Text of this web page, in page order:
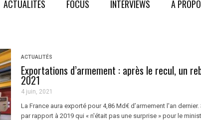
ACTUALITÉS FOCUS INTERVIEWS A
ACTUALITÉS
Exportations d’armement : après le recul, un
2021
4 juin, 2021
La France aura exporté pour 4,86 Md€ d’armement l'an
par rapport à 2019 qui « n'était pas une surprise » pour le